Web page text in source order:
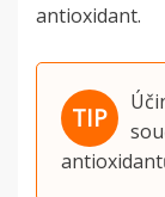
antioxidant.